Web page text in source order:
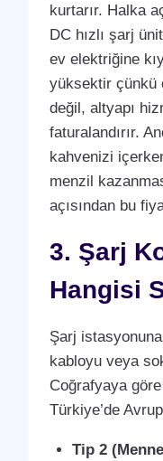
kurtarır. Halka
DC hızlı şarj
ev elektriğine
yüksektir çünkü
değil, altyapı
faturalandırır.
kahvenizi
menzil
açısından bu
3. Şarj
Hangisi
Şarj
kabloyu veya
Coğrafyaya
Türkiye’de
Tip 2